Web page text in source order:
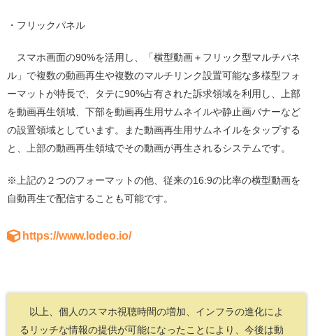
・フリックパネル
スマホ画面の90%を活用し、「横型動画＋フリック型マルチパネ
ル」で複数の動画再生や複数のマルチリンク設置可能な多様型フォ
ーマットが特長で、
タテに90%占有された訴求領域を利用し、上部
を動画再生領域、下部を動画再生用サムネイルや静止画バナーなど
の設置領域としています。また動画再生用サムネイルをタップする
と、上部の動画再生領域でその動画が再生されるシステムです。
※上記の２つのフォーマットの他、従来の16:9の比率の横型動画を
自動再生で配信することも可能です。
https://www.lodeo.io/
以上、個人のスマホ視聴時間の増加、インフラの進化によ
るリッチな情報の提供が可能になったことにより、今後は動